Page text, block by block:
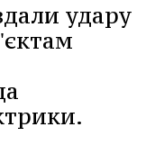
удару